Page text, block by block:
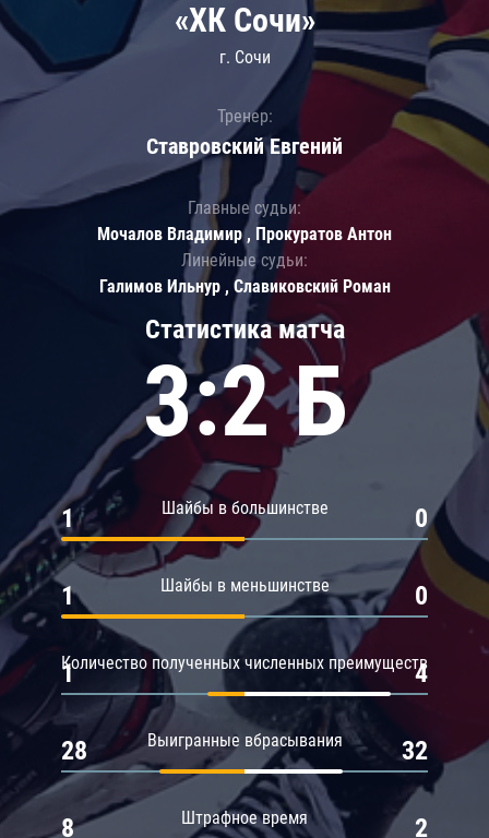
Статистика матча
3:2 Б
Шайбы в большинстве
1 0
Шайбы в меньшинстве
1 0
Количество полученных численных преимуществ
1 4
Выигранные вбрасывания
28 32
Штрафное время
8 2
«ХК Сочи»
г. Сочи
Тренер:
Ставровский Евгений
Главные судьи:
Мочалов Владимир , Прокуратов Антон
Линейные судьи:
Галимов Ильнур , Славиковский Роман